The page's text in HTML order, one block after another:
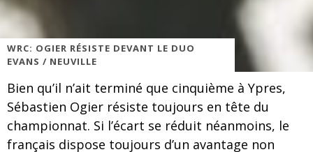
WRC: OGIER RÉSISTE DEVANT LE DUO
EVANS / NEUVILLE
Bien qu’il n’ait terminé que cinquième à Ypres,
Sébastien Ogier résiste toujours en tête du
championnat. Si l’écart se réduit néanmoins, le
français dispose toujours d’un avantage non